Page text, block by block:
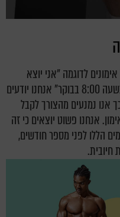
לדוגמה "אני יוצא
לאימון כל יום שני רביעי ושישי בשעה 8:00 בבוקר" אנחנו יודעים
אנו נמנעים מהצורך לקבל
אנחנו פשוט יוצאים כי זה
הללו לפני מספר חודשים,
חיובית.